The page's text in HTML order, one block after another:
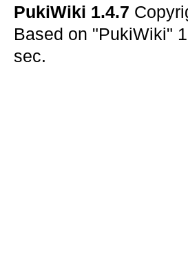
PukiWiki 1.4.7
Based on "PukiWiki"
sec.